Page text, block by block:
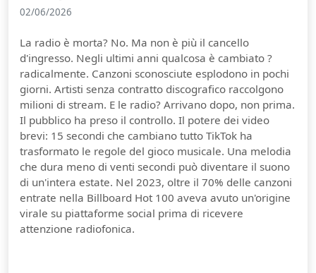
02/06/2026
La radio è morta? No. Ma non è più il cancello
d'ingresso. Negli ultimi anni qualcosa è cambiato ?
radicalmente. Canzoni sconosciute esplodono in pochi
giorni. Artisti senza contratto discografico raccolgono
milioni di stream. E le radio? Arrivano dopo, non prima.
Il pubblico ha preso il controllo. Il potere dei video
brevi: 15 secondi che cambiano tutto TikTok ha
trasformato le regole del gioco musicale. Una melodia
che dura meno di venti secondi può diventare il suono
di un'intera estate. Nel 2023, oltre il 70% delle canzoni
entrate nella Billboard Hot 100 aveva avuto un'origine
virale su piattaforme social prima di ricevere
attenzione radiofonica.